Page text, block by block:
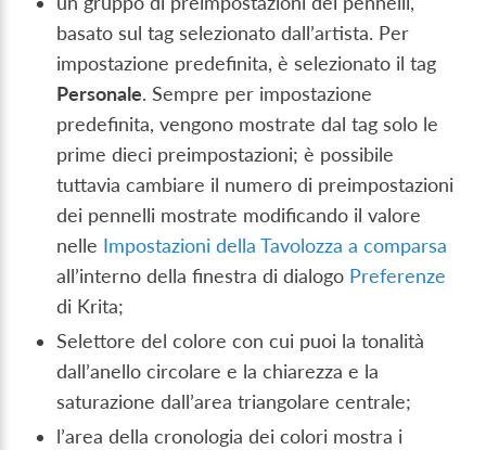
basato sul tag selezionato dall’artista. Per
impostazione predefinita, è selezionato il tag
Personale. Sempre per impostazione
predefinita, vengono mostrate dal tag solo le
prime dieci preimpostazioni; è possibile
tuttavia cambiare il numero di preimpostazioni
dei pennelli mostrate modificando il valore
nelle Impostazioni della Tavolozza a comparsa
all’interno della finestra di dialogo Preferenze
di Krita;
Selettore del colore con cui puoi la tonalità
dall’anello circolare e la chiarezza e la
saturazione dall’area triangolare centrale;
l’area della cronologia dei colori mostra i